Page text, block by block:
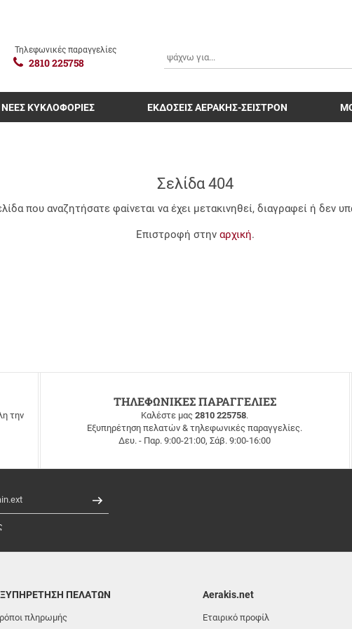
Τηλεφωνικές παραγγελίες
2810 225758
ΝΕΕΣ ΚΥΚΛΟΦΟΡΙΕΣ ΕΚΔΟΣΕΙΣ ΑΕΡΑΚΗΣ-ΣΕΙΣΤΡΟΝ
Σελίδα 404
που αναζητήσατε φαίνεται να έχει μετακινηθεί, διαγραφεί ή δεν
Επιστροφή στην αρχική.
την
ΤΗΛΕΦΩΝΙΚΕΣ ΠΑΡΑΓΓΕΛΙΕΣ
Καλέστε μας2810 225758.
Εξυπηρέτηση πελατών & τηλεφωνικές παραγγελίες.
Δευ. - Παρ. 9:00-21:00, Σάβ. 9:00-16:00
Εγγραφή
ΠΕΛΑΤΩΝ
πληρωμής
Aerakis.net
Εταιρικό προφίλ